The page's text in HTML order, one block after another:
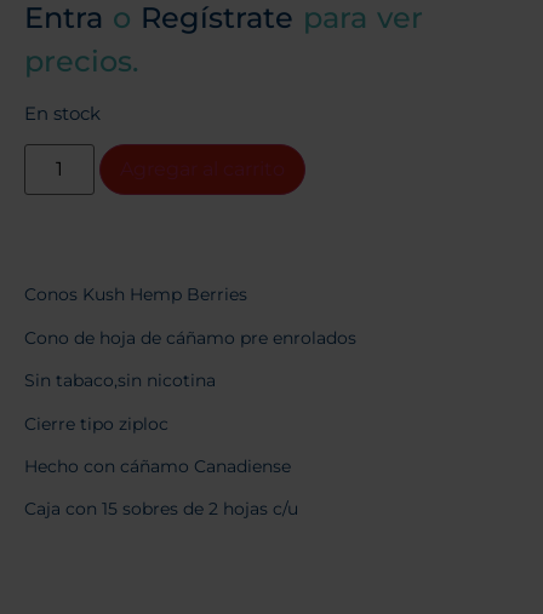
Entra o Regístrate para ver
precios.
En stock
Conos Kush Hemp Berries
Cono de hoja de cáñamo pre enrolados
Sin tabaco,sin nicotina
Cierre tipo ziploc
Hecho con cáñamo Canadiense
Caja con 15 sobres de 2 hojas c/u